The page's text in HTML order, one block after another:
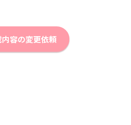
容の変更依頼